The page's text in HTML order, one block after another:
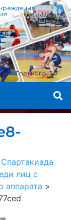
ул. Горького, 30
лиц с
аппарата >